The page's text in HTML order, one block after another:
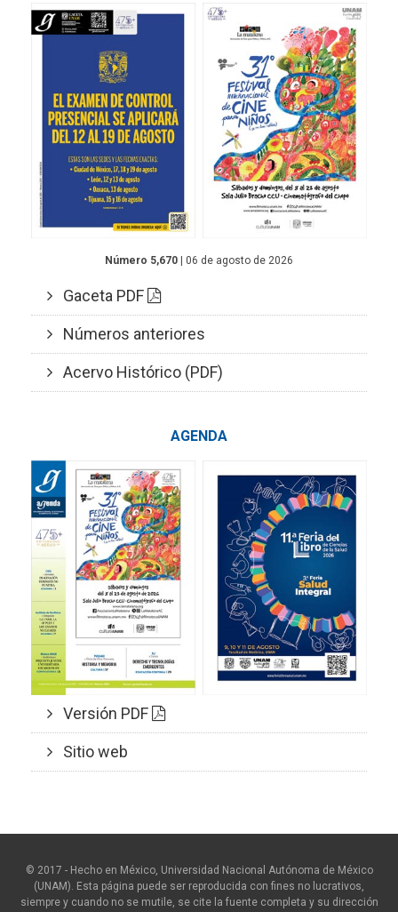
Número 5,670 | 06 de agosto de 2026
Gaceta PDF
Números anteriores
Acervo Histórico (PDF)
AGENDA
Versión PDF
Sitio web
© 2017 - Hecho en México, Universidad Nacional Autónoma de México
(UNAM). Esta página puede ser reproducida con fines no lucrativos,
siempre y cuando no se mutile, se cite la fuente completa y su dirección